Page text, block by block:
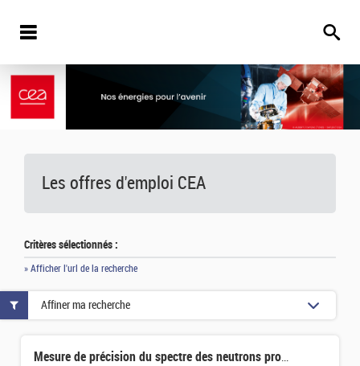
Les offres d'emploi CEA
Critères sélectionnés :
» Afficher l'url de la recherche
Mesure de précision du spectre des neutrons prompts dans la fission spontanée du 252Cf
Affiner ma recherche